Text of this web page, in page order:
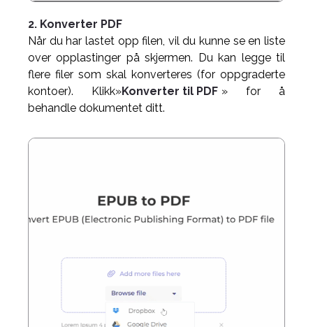
2. Konverter PDF
Når du har lastet opp filen, vil du kunne se en liste
over opplastinger på skjermen. Du kan legge til
flere filer som skal konverteres (for oppgraderte
kontoer). Klikk»Konverter til PDF » for å
behandle dokumentet ditt.